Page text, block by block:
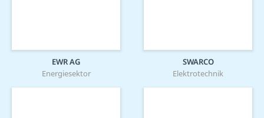
EWR AG
Energiesektor
SWARCO
Elektrotechnik